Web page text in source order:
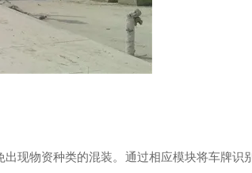
现物资种类的混装。通过相应模块将车牌识